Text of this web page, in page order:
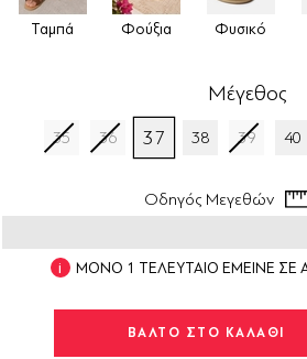
Ταμπά Φούξια Φυσικό
Μέγεθος
35 36 37 38 39 40
Οδηγός Μεγεθών
ΜΟΝΟ 1 ΤΕΛΕΥΤΑΙΟ ΕΜΕΙΝΕ ΣΕ